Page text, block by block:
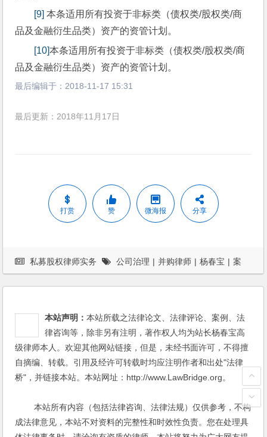
[9] 本条适用所有投资于非标类（债权类/股权类/商
品及金融衍生品类）资产的资管计划。
[10]本条适用所有投资于非标类（债权类/股权类/商
品及金融衍生品类）资产的资管计划。
最后编辑于： 2018-11-17 15:31
最后更新：2018年11月17日
打赏 赞 微海报 分享
私募股权律师实务 公司治理 | 并购律师 | 杨春宝 | 案
本站声明：本站所载之法律论文、法律评论、案例、法
律咨询等，除非另有注明，著作权人均为站长杨春宝高
级律师本人。欢迎其他网站链接，但是，未经书面许可，不得擅
自摘编、转载。引用及经许可转载时均应注明作者和出处"法律
桥"，并链接本站。本站网址：http://www.LawBridge.org。
本站所有内容（包括法律咨询、法律法规）仅供参考，不构
成法律意见，本站不对资料的完整性和时效性负责。您在处理具